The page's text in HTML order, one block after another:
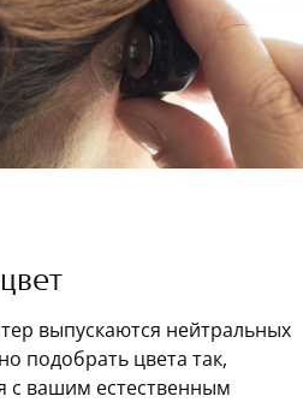
выпускаются нейтральных
подобрать цвета так,
с вашим естественным